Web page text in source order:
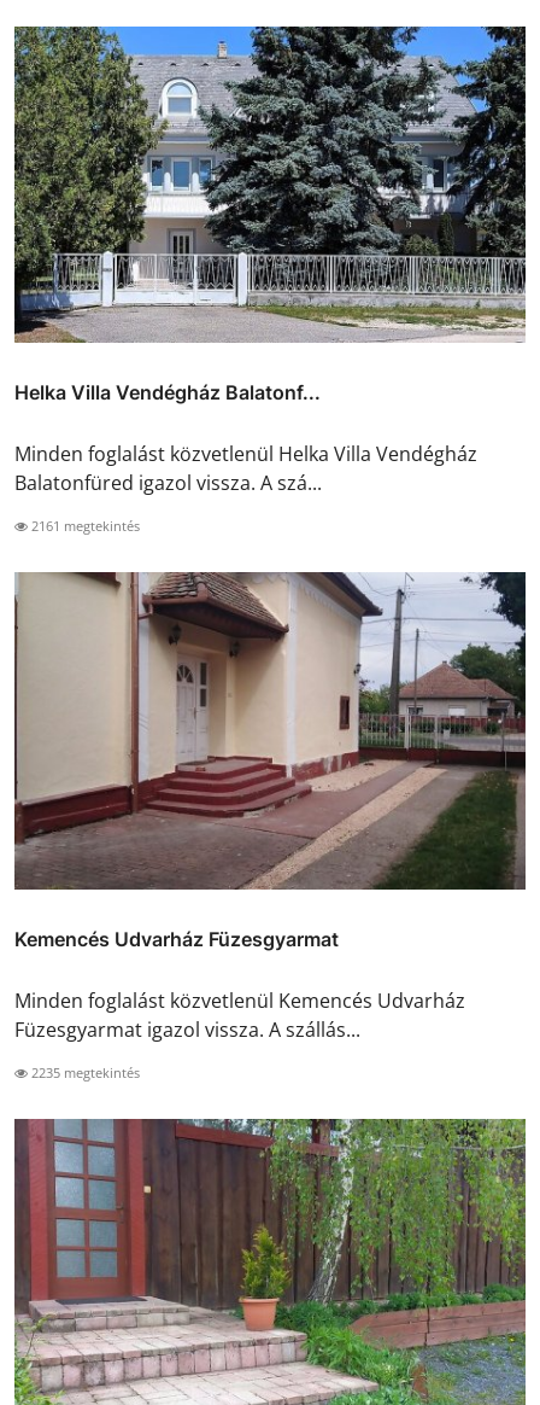
Helka Villa Vendégház Balatonf...
Minden foglalást közvetlenül Helka Villa Vendégház
Balatonfüred igazol vissza. A szá...
2161 megtekintés
Kemencés Udvarház Füzesgyarmat
Minden foglalást közvetlenül Kemencés Udvarház
Füzesgyarmat igazol vissza. A szállás...
2235 megtekintés